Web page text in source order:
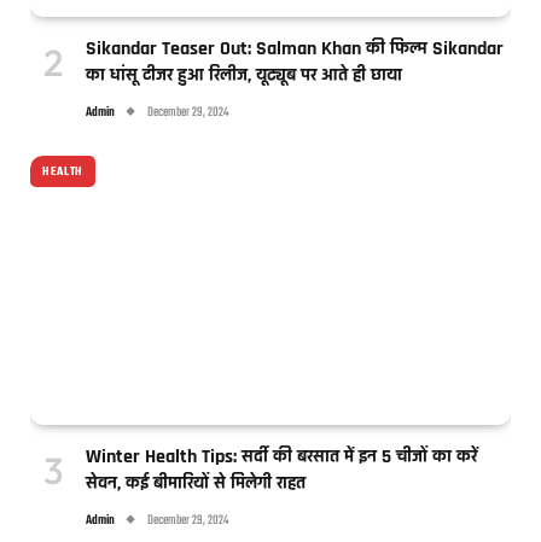
Sikandar Teaser Out: Salman Khan की फिल्म Sikandar
का धांसू टीजर हुआ रिलीज, यूट्यूब पर आते ही छाया
Admin December 29, 2024
HEALTH
Winter Health Tips: सर्दी की बरसात में इन 5 चीजों का करें
सेवन, कई बीमारियों से मिलेगी राहत
Admin December 29, 2024